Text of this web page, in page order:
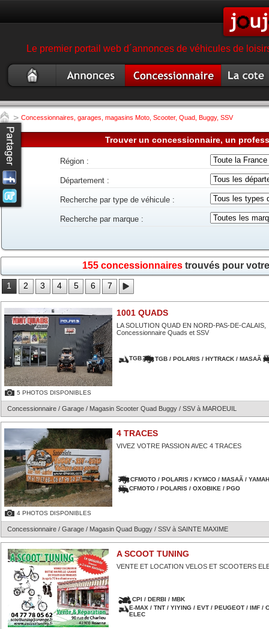
Le premier portail web d´annonces de véhicules de
occasion
scooter, quad
garage magasin moto scooter,
quad
> Concessionnaires, garages, magasins Moto, Scooter, Quad, Buggy, SSV
Trouver un concessionnaire, un
Région :
Département :
Recherche par type de véhicule :
Recherche par marque :
155 concessionnairestrouvés pour
1 2 3 4 5 6 7
5 PHOTOS DISPONIBLES
1001 QUADS
LA SOLUTION QUAD EN NORD-PAS-DE-CALAIS,
Concessionnaire Quads et SSV
TGB TGB / POLARIS / HYTRACK / MASAÃ
Concessionnaire / Garage / Magasin Scooter Quad Buggy / SSV à MAROEUIL
4 PHOTOS DISPONIBLES
4 TRACES
VIVEZ VOTRE PASSION AVEC 4 TRACES
CFMOTO / POLARIS / KYMCO / MASAÃ /
CFMOTO / POLARIS / OXOBIKE / PGO
Concessionnaire / Garage / Magasin Quad Buggy / SSV à SAINTE MAXIME
A SCOOT TUNING
VENTE ET LOCATION VELOS ET SCOOTERS
CPI / DERBI / MBK
E-MAX / TNT / YIYING / EVT / PEUGEOT / IMF /
ELEC